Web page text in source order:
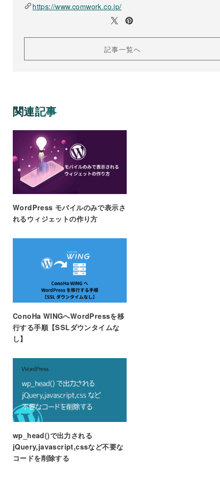
https://www.comwork.co.jp/
記事一覧へ
関連記事
WordPress モバイルのみで表示さ
れるウィジェットの作り方
ConoHa WINGへWordPressを移
行する手順【SSLダウンタイムな
し】
wp_head()で出力される
jQuery,javascript,cssなど不要な
コードを削除する